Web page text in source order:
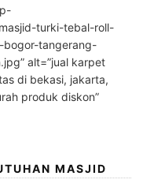
turki-tebal-roll-
bogor-tangerang-
alt=”jual karpet
di bekasi, jakarta,
produk diskon”
MASJID